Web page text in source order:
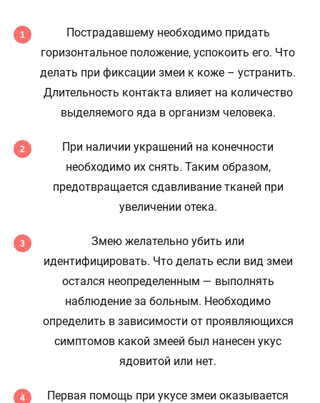
Пострадавшему необходимо придать
горизонтальное положение, успокоить его. Что
делать при фиксации змеи к коже – устранить.
Длительность контакта влияет на количество
выделяемого яда в организм человека.
При наличии украшений на конечности
необходимо их снять. Таким образом,
предотвращается сдавливание тканей при
увеличении отека.
Змею желательно убить или
идентифицировать. Что делать если вид змеи
остался неопределенным — выполнять
наблюдение за больным. Необходимо
определить в зависимости от проявляющихся
симптомов какой змеей был нанесен укус
ядовитой или нет.
Первая помощь при укусе змеи оказывается